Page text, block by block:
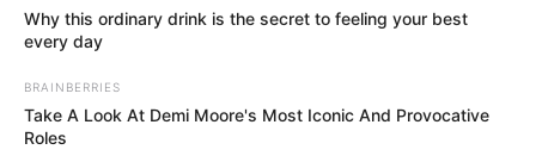
Why this ordinary drink is the secret to feeling your best
every day
BRAINBERRIES
Take A Look At Demi Moore's Most Iconic And Provocative
Roles